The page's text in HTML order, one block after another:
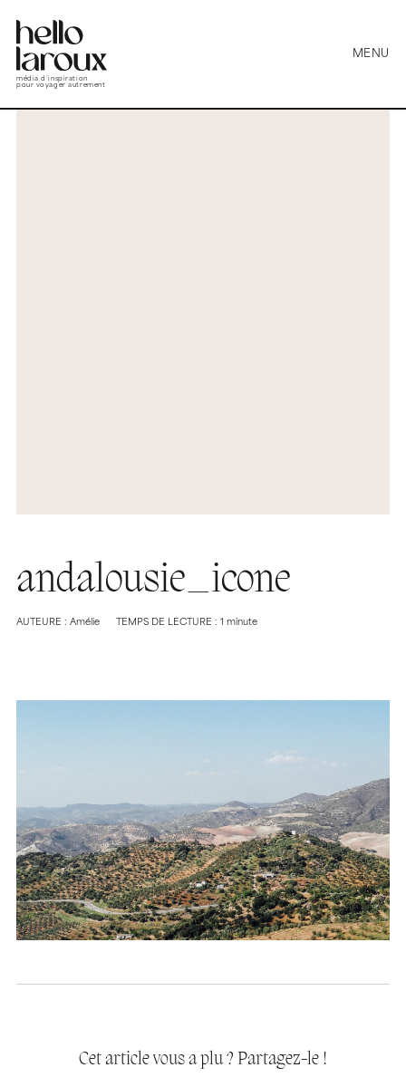
média d’inspiration
pour voyager autrement
MENU
andalousie_icone
AUTEURE : Amélie TEMPS DE LECTURE : 1 minute
Cet article vous a plu ? Partagez-le !